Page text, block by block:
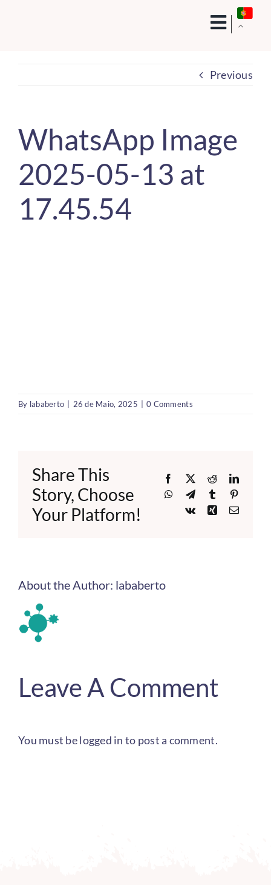
Previous
WhatsApp Image
2025-05-13 at
17.45.54
By lababerto 26 de Maio, 2025 0 Comments
Share This
Story, Choose
Your Platform!
Facebook
X Reddit
WhatsApp
TelegramTumblr
Vk
XingEmail
About the Author: lababerto
Leave A Comment
You must belogged in to post a comment.